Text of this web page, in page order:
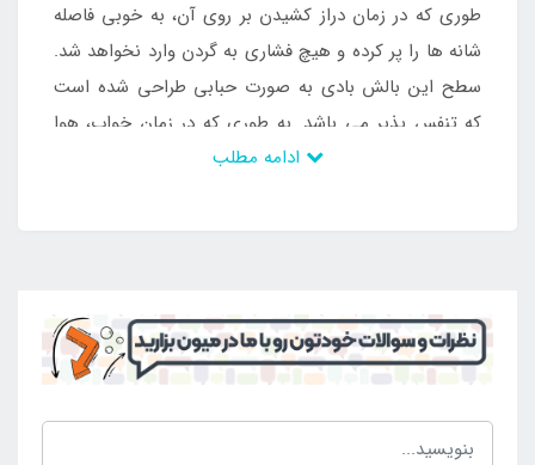
طوری که در زمان دراز کشیدن بر روی آن، به خوبی فاصله
شانه ها را پر کرده و هیچ فشاری به گردن وارد نخواهد شد.
سطح این بالش بادی به صورت حبابی طراحی شده است
که تنفس پذیر می باشد. به طوری که در زمان خواب، هوا
مابین سر فرد و سطح بالش بادی در گردش خواهد بود و از
دیگر از ویژگی های این محصول راه اندازی آسان آن می
باشد که در زمانی کوتاه می توانید بالش بادی را باد زده و
در حالت تخلیه فضای کمی را اشغال می کند به طوری که